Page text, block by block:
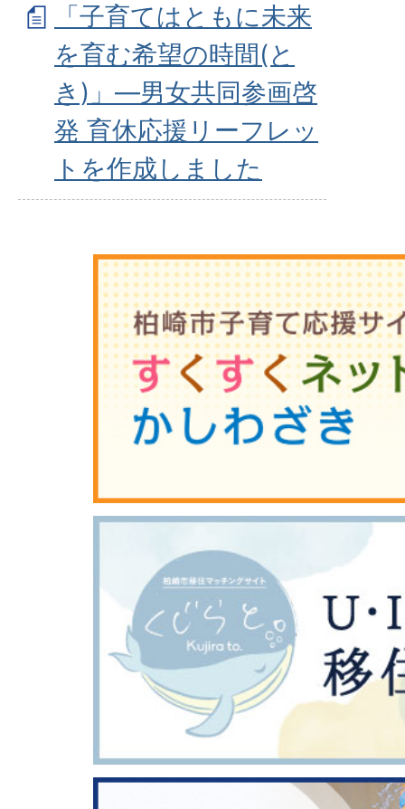
「子育てはともに未来
を育む希望の時間(と
き)」―男女共同参画啓
発 育休応援リーフレッ
トを作成しました